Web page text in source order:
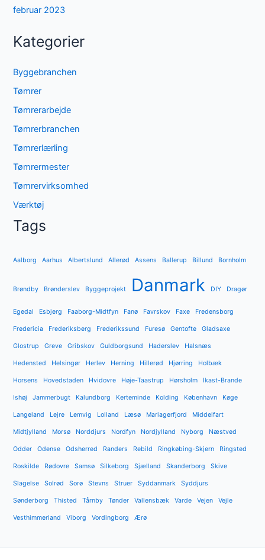
februar 2023
Kategorier
Byggebranchen
Tømrer
Tømrerarbejde
Tømrerbranchen
Tømrerlærling
Tømrermester
Tømrervirksomhed
Værktøj
Tags
Aalborg Aarhus Albertslund Allerød Assens Ballerup Billund Bornholm
Brøndby Brønderslev Byggeprojekt Danmark DIY Dragør
Egedal Esbjerg Faaborg-Midtfyn Fanø Favrskov Faxe Fredensborg
Fredericia Frederiksberg Frederikssund Furesø Gentofte Gladsaxe
Glostrup Greve Gribskov Guldborgsund Haderslev Halsnæs
Hedensted Helsingør Herlev Herning Hillerød Hjørring Holbæk
Horsens Hovedstaden Hvidovre Høje-Taastrup Hørsholm Ikast-Brande
Ishøj Jammerbugt Kalundborg Kerteminde Kolding København Køge
Langeland Lejre Lemvig Lolland Læsø Mariagerfjord Middelfart
Midtjylland Morsø Norddjurs Nordfyn Nordjylland Nyborg Næstved
Odder Odense Odsherred Randers Rebild Ringkøbing-Skjern Ringsted
Roskilde Rødovre Samsø Silkeborg Sjælland Skanderborg Skive
Slagelse Solrød Sorø Stevns Struer Syddanmark Syddjurs
Sønderborg Thisted Tårnby Tønder Vallensbæk Varde Vejen Vejle
Vesthimmerland Viborg Vordingborg Ærø